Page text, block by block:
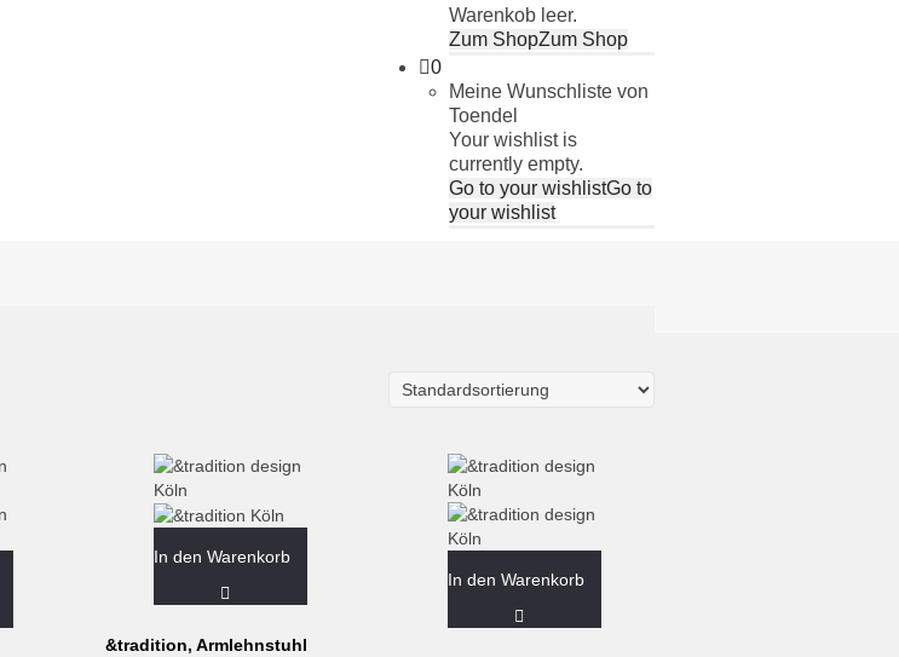
Warenkob leer.
Zum ShopZum Shop
0
Meine Wunschliste von
Toendel
Your wishlist is
currently empty.
Go to your wishlistGo to
your wishlist
In den Warenkorb
&tradition, Armlehnstuhl
In den Warenkorb